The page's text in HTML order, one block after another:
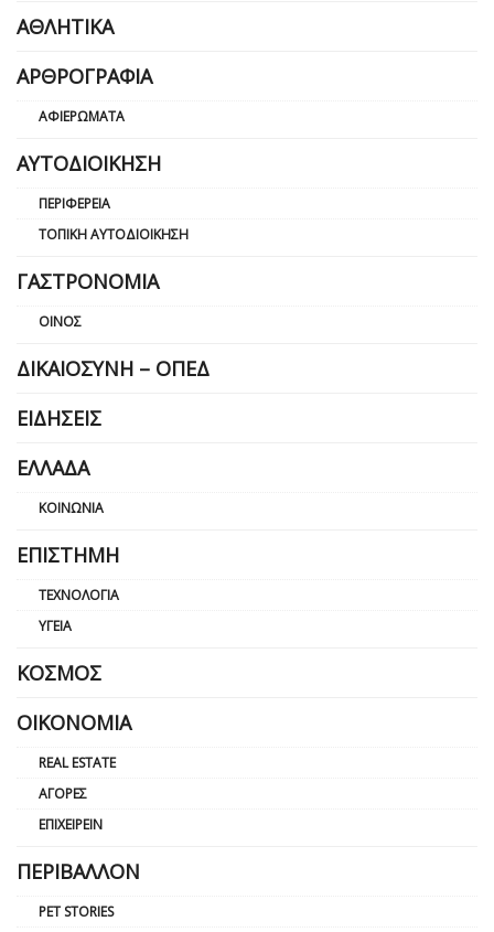
ΑΘΛΗΤΙΚΆ
ΑΡΘΡΟΓΡΑΦΊΑ
ΑΦΙΕΡΏΜΑΤΑ
ΑΥΤΟΔΙΟΊΚΗΣΗ
ΠΕΡΙΦΈΡΕΙΑ
ΤΟΠΙΚΉ ΑΥΤΟΔΙΟΊΚΗΣΗ
ΓΑΣΤΡΟΝΟΜΊΑ
ΟΊΝΟΣ
ΔΙΚΑΙΟΣΎΝΗ – ΟΠΕΔ
ΕΙΔΉΣΕΙΣ
ΕΛΛΆΔΑ
ΚΟΙΝΩΝΊΑ
ΕΠΙΣΤΉΜΗ
ΤΕΧΝΟΛΟΓΊΑ
ΥΓΕΊΑ
ΚΌΣΜΟΣ
ΟΙΚΟΝΟΜΊΑ
REAL ESTATE
ΑΓΟΡΈΣ
ΕΠΙΧΕΙΡΕΊΝ
ΠΕΡΙΒΆΛΛΟΝ
PET STORIES